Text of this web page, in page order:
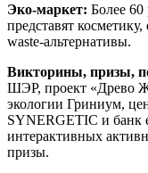
Эко-маркет: Более 60
представят
waste-альтернативы.
Викторины, призы,
ШЭР, проект «Древо
экологии Гриниум,
SYNERGETIC и банк
интерактивных
призы.